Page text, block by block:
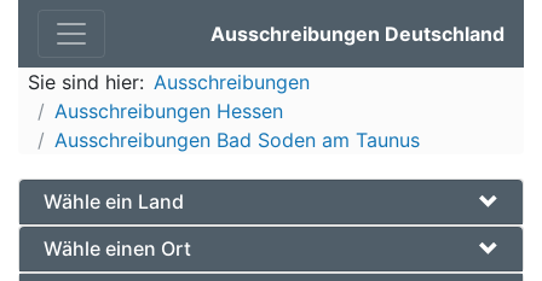
Ausschreibungen Deutschland
Sie sind hier: Ausschreibungen
Ausschreibungen Hessen
Ausschreibungen Bad Soden am Taunus
Wähle ein Land
Wähle einen Ort